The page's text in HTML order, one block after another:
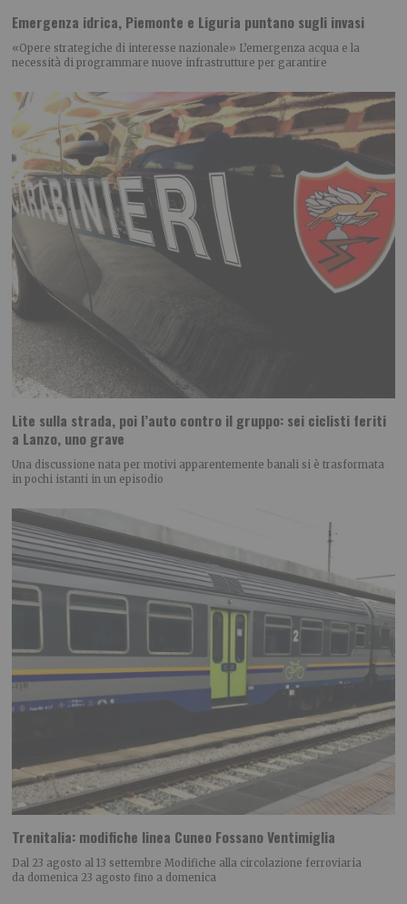
Emergenza idrica, Piemonte e Liguria puntano sugli invasi
«Opere strategiche di interesse nazionale» L’emergenza acqua e la
necessità di programmare nuove infrastrutture per garantire
Lite sulla strada, poi l’auto contro il gruppo: sei ciclisti feriti
a Lanzo, uno grave
Una discussione nata per motivi apparentemente banali si è trasformata
in pochi istanti in un episodio
Trenitalia: modifiche linea Cuneo Fossano Ventimiglia
Dal 23 agosto al 13 settembre Modifiche alla circolazione ferroviaria
da domenica 23 agosto fino a domenica